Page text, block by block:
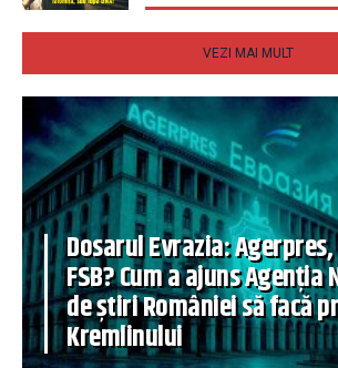
VEZI MAI MULT
Dosarul Evrazia:
FSB? Cum a ajuns Agenția
de știri României să facă
Kremlinului